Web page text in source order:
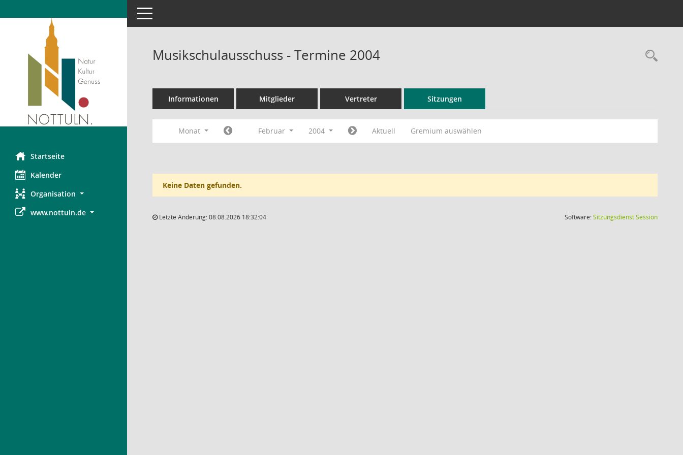
Startseite
Kalender
Organisation
www.nottuln.de
Toggle navigation
Musikschulausschuss - Termine 2004
Informationen Mitglieder Vertreter Sitzungen
Monat Februar 2004 Aktuell Gremium auswählen
Keine Daten gefunden.
Letzte Änderung: 08.08.2026 18:32:04 Software:SitzungsdienstSession(Wird in